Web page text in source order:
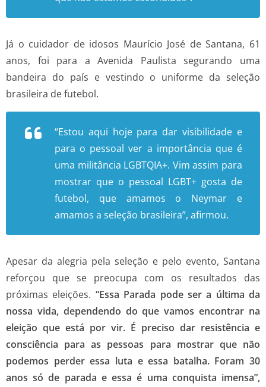
Já o cuidador de idosos Maurício José de Santana, 61
anos, foi para a Avenida Paulista segurando uma
bandeira do país e vestindo o uniforme da seleção
brasileira de futebol.
“Estou aqui hoje para dar visibilidade e
para o pessoal ver a importância que é
uma militância LGBTQIA+. Vim assim para
mostrar que o pessoal LGBT+ gosta de
futebol, que amamos o Neymar e
amamos a seleção brasileira”, afirmou.
Apesar da alegria pela seleção e pelo evento, Santana
reforçou que se preocupa com os resultados das
próximas eleições. “Essa Parada pode ser a última da
nossa vida, dependendo do que vamos encontrar na
eleição que está por vir. É preciso dar resistência e
consciência para as pessoas para mostrar que não
podemos perder essa luta e essa batalha. Foram 30
anos só de parada e essa é uma conquista imensa”,